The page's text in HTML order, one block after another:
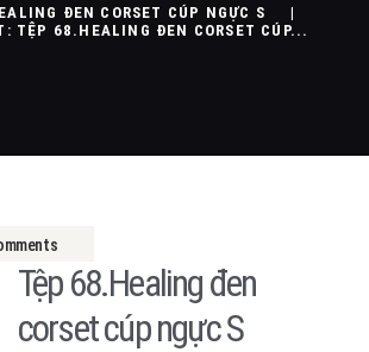
ĐEN CORSET CÚP NGỰC S
TỆP 68.HEALING ĐEN CORSET CÚP...
Tệp 68.Healing đen
corset cúp ngực S